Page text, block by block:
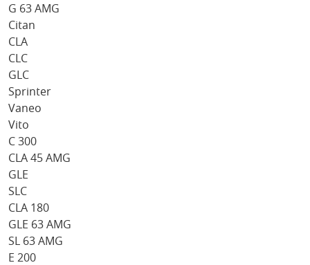
G 63 AMG
Citan
CLA
CLC
GLC
Sprinter
Vaneo
Vito
C 300
CLA 45 AMG
GLE
SLC
CLA 180
GLE 63 AMG
SL 63 AMG
E 200